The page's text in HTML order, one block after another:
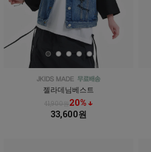
젤라데님베스트
41,900원20% ↓
33,600원